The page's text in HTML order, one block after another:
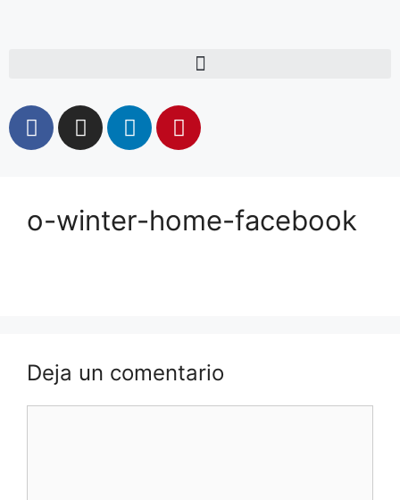
o-winter-home-facebook
Deja un comentario